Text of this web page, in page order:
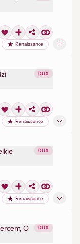
Renaissance
DUX
Renaissance
DUX
Renaissance
O
DUX